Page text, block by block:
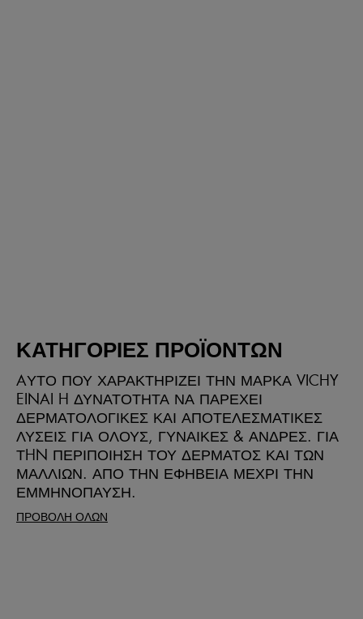
ΚΑΤΗΓΟΡΙΕΣ ΠΡΟΪΟΝΤΩΝ
AΥΤΟ ΠΟΥ ΧΑΡΑΚΤΗΡΙΖΕΙ ΤΗΝ ΜΑΡΚΑ VICHY
EINAI H ΔΥΝΑΤΟΤΗΤΑ ΝΑ ΠΑΡΕΧΕΙ
ΔΕΡΜΑΤΟΛΟΓΙΚΕΣ ΚΑΙ ΑΠΟΤΕΛΕΣΜΑΤΙΚΕΣ
ΛΥΣΕΙΣ ΓΙΑ ΟΛΟΥΣ, ΓΥΝΑΙΚΕΣ & ΑΝΔΡΕΣ. ΓΙΑ
ΤHN ΠΕΡΙΠΟΙΗΣΗ ΤΟΥ ΔΕΡΜΑΤΟΣ ΚΑΙ ΤΩΝ
ΜΑΛΛΙΩΝ. ΑΠΟ ΤΗΝ ΕΦΗΒΕΙΑ ΜΕΧΡΙ ΤΗΝ
ΕΜΜΗΝΟΠΑΥΣΗ.
ΠΡΟΒΟΛΗ ΟΛΩΝ